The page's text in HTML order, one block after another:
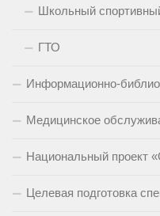
Школьный
ГТО
Информационно-
Медицинское
Национальный проект
Целевая подготовка